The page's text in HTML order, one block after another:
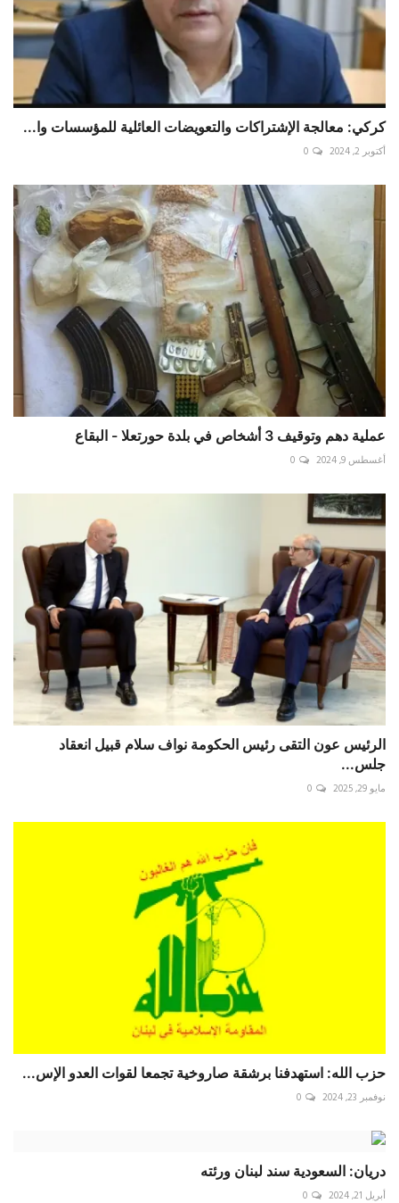
كركي: معالجة الإشتراكات والتعويضات العائلية للمؤسسات وا...
أكتوبر 2, 2024 0
عملية دهم وتوقيف 3 أشخاص في بلدة حورتعلا - البقاع
أغسطس 9, 2024 0
الرئيس عون التقى رئيس الحكومة نواف سلام قبيل انعقاد
جلس...
مايو 29, 2025 0
حزب الله: استهدفنا برشقة صاروخية تجمعا لقوات العدو الإس...
نوفمبر 23, 2024 0
دريان: السعودية سند لبنان ورئته
أبريل 21, 2024 0